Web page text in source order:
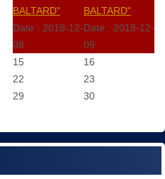
BALTARD"
Date : 2018-12-
08
BALTARD"
Date : 2018-12-
09
15
16
22
23
29
30